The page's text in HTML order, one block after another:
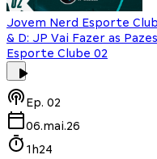
Jovem Nerd Esporte
& D: JP Vai Fazer as
Esporte Clube 02
Ep. 02
06.mai.26
1h24